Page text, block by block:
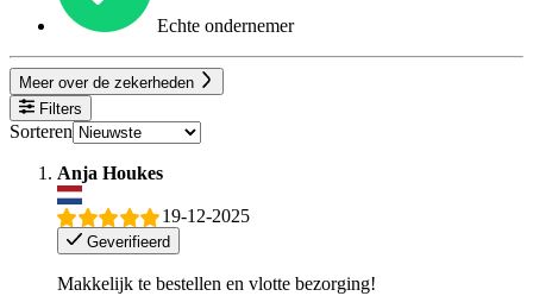
Echte ondernemer
Meer over de zekerheden
Filters
Sorteren
Anja Houkes
19-12-2025
Geverifieerd
Makkelijk te bestellen en vlotte bezorging!